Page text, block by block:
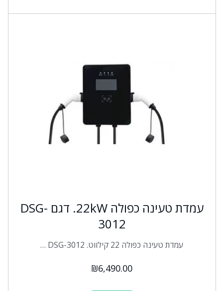
עמדת טעינה כפולה 22kW. דגם DSG-
3012
עמדת טעינה כפולה 22 קילווט. DSG-3012 …
₪6,490.00